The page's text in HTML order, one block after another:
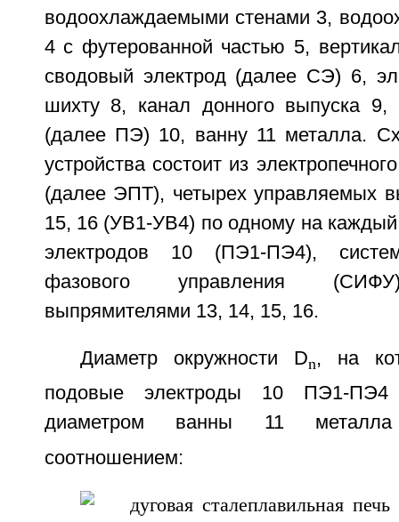
водоохлаждаемыми стенами 3,
4 с футерованной частью 5,
сводовый электрод (далее СЭ) 6,
шихту 8, канал донного выпуска 9,
(далее ПЭ) 10, ванну 11 металла.
устройства состоит из
(далее ЭПТ), четырех управляемых
15, 16 (УВ1-УВ4) по одному на
электродов 10 (ПЭ1-ПЭ4),
фазового управления
выпрямителями 13, 14, 15, 16.
Диаметр окружности Dn, на
подовые электроды 10 ПЭ1-
диаметром ванны 11
соотношением: